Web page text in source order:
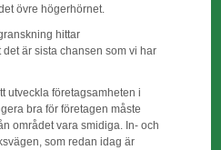
övre högerhörnet.
hittar
är sista chansen som vi har
utveckla företagsamheten i
bra för företagen måste
området vara smidiga. In- och
som redan idag är